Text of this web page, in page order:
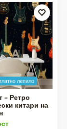
лепило
– Ретро
китари на